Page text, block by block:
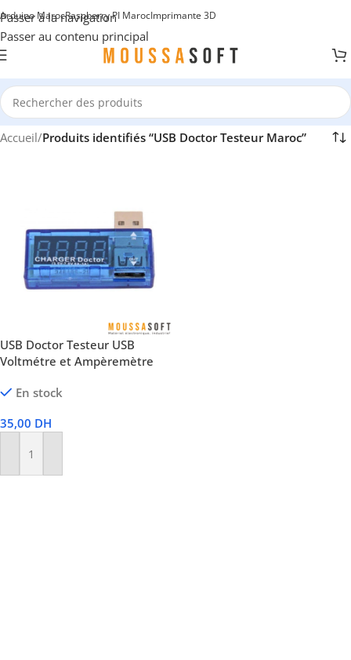
Passer à la navigation
Passer au contenu principal
Arduino MarocRaspberry PI MarocImprimante 3D
Accueil/Produits identifiés “USB Doctor Testeur Maroc”
USB Doctor Testeur USB
Voltmétre et Ampèremètre
En stock
35,00 DH
Ajouter Au Panier